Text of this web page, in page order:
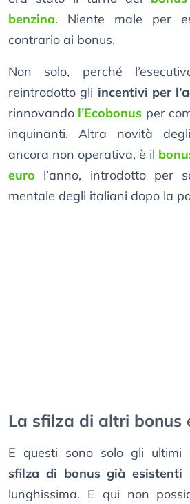
benzina. Niente male per
contrario ai bonus.
Non solo, perché
reintrodotto gli incentivi per
rinnovando l’Ecobonus per
inquinanti. Altra novità
ancora non operativa, è il
euro l’anno, introdotto per
mentale degli italiani dopo la
La sfilza di altri bonus
E questi sono solo gli ultimi
sfilza di bonus già esistenti
lunghissima. E qui non